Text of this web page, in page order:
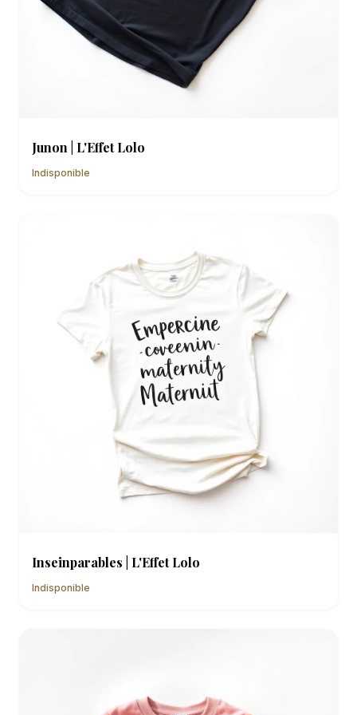
Junon | L'Effet Lolo
Indisponible
Inseinparables | L'Effet Lolo
Indisponible